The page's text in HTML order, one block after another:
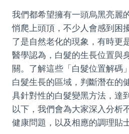
我們都希望擁有一頭烏黑亮麗
悄爬上頭頂，不少人會感到困
了是自然老化的現象，有時更
醫學認為，白髮的生長位置與
關。了解這些「白髮位置解碼
白髮生長的區域，判斷潛在的
具針對性的白髮變黑方法，達
以下，我們會為大家深入分析
健康問題，以及相應的調理貼士